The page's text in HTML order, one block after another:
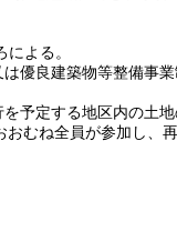
よる。
優良建築物等整備事
予定する地区内の土
むね全員が参加し、